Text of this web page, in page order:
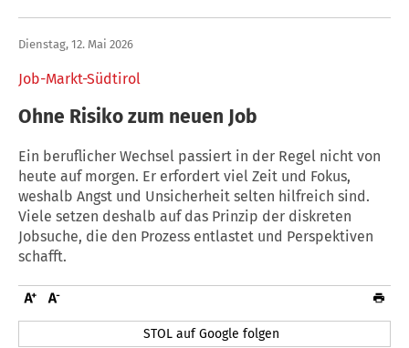
Job-Markt-Südtirol
Dienstag, 12. Mai 2026
Ohne Risiko zum neuen Job
Ein beruflicher Wechsel passiert in der Regel nicht von
heute auf morgen. Er erfordert viel Zeit und Fokus,
weshalb Angst und Unsicherheit selten hilfreich sind.
Viele setzen deshalb auf das Prinzip der diskreten
Jobsuche, die den Prozess entlastet und Perspektiven
schafft.
STOL auf Google folgen